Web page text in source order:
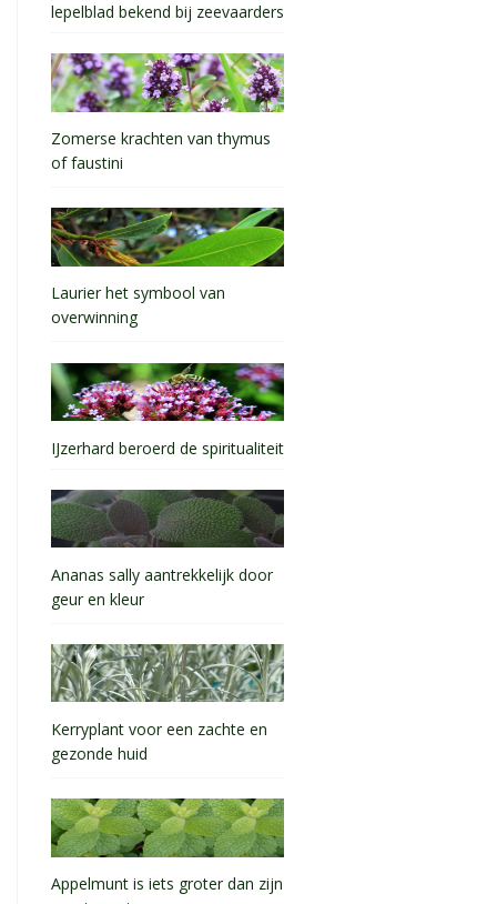
lepelblad bekend bij zeevaarders
Zomerse krachten van thymus
of faustini
Laurier het symbool van
overwinning
IJzerhard beroerd de spiritualiteit
Ananas sally aantrekkelijk door
geur en kleur
Kerryplant voor een zachte en
gezonde huid
Appelmunt is iets groter dan zijn